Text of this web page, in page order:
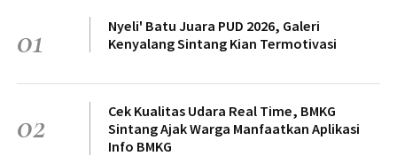
01
Nyeli' Batu Juara PUD 2026, Galeri
Kenyalang Sintang Kian Termotivasi
02
Cek Kualitas Udara Real Time, BMKG
Sintang Ajak Warga Manfaatkan Aplikasi
Info BMKG